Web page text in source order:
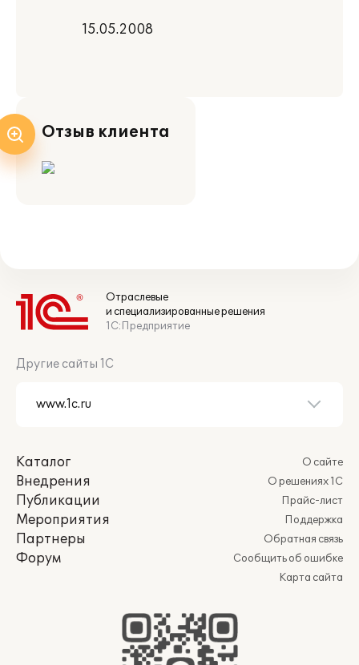
15.05.2008
Отзыв клиента
Отраслевые
и специализированные решения
1С:Предприятие
Другие сайты 1С
Каталог
Внедрения
Публикации
Мероприятия
Партнеры
Форум
О сайте
О решениях 1С
Прайс-лист
Поддержка
Обратная связь
Сообщить об ошибке
Карта сайта